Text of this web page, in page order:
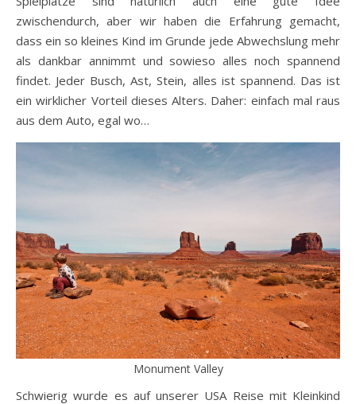
zwischendurch, aber wir haben die Erfahrung gemacht,
dass ein so kleines Kind im Grunde jede Abwechslung mehr
als dankbar annimmt und sowieso alles noch spannend
findet. Jeder Busch, Ast, Stein, alles ist spannend. Das ist
ein wirklicher Vorteil dieses Alters. Daher: einfach mal raus
aus dem Auto, egal wo…
Monument Valley
Schwierig wurde es auf unserer USA Reise mit Kleinkind